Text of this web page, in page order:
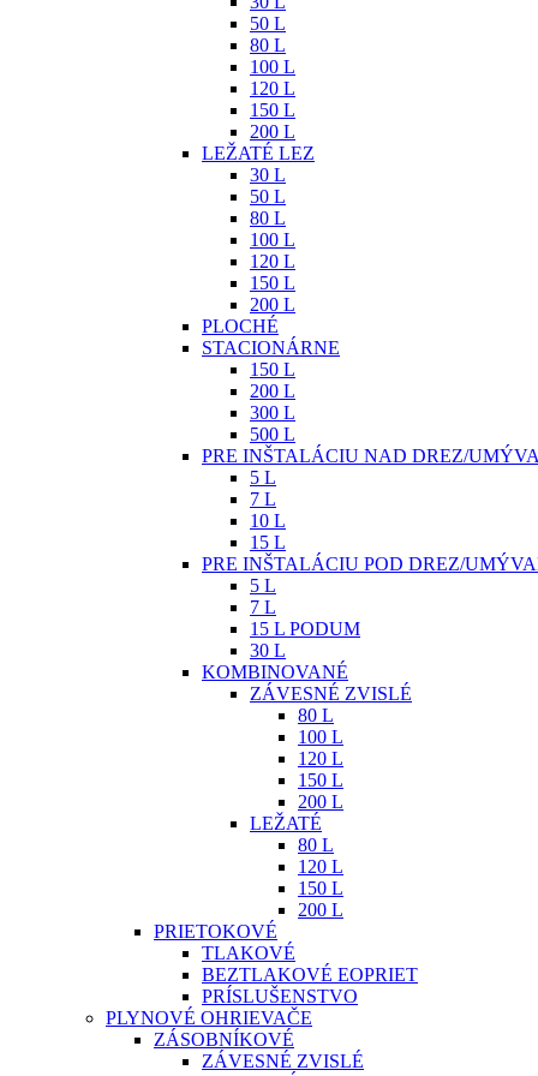
50 L
80 L
100 L
120 L
150 L
200 L
LEŽATÉ LEZ
30 L
50 L
80 L
100 L
120 L
150 L
200 L
PLOCHÉ
STACIONÁRNE
150 L
200 L
300 L
500 L
PRE INŠTALÁCIU NAD DREZ/
5 L
7 L
10 L
15 L
PRE INŠTALÁCIU POD DREZ/
5 L
7 L
15 L PODUM
30 L
KOMBINOVANÉ
ZÁVESNÉ ZVISLÉ
80 L
100 L
120 L
150 L
200 L
LEŽATÉ
80 L
120 L
150 L
200 L
PRIETOKOVÉ
TLAKOVÉ
BEZTLAKOVÉ EOPRIET
PRÍSLUŠENSTVO
PLYNOVÉ OHRIEVAČE
ZÁSOBNÍKOVÉ
ZÁVESNÉ ZVISLÉ